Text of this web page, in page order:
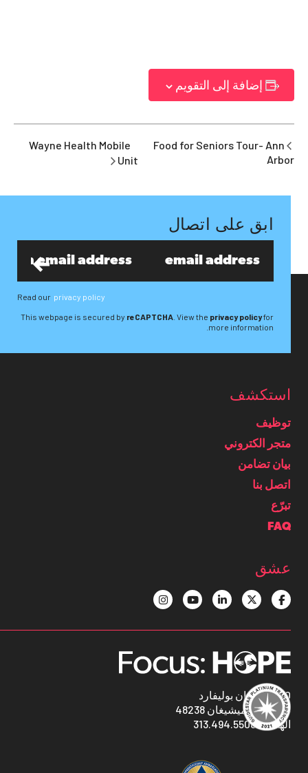
إضافة إلى التقويم
Food for Seniors Tour- Ann
Arbor
Wayne Health Mobile
Unit
ابق على اتصال
Read our privacy policy
This webpage is secured by reCAPTCHA . View the privacy policyfor
more information.
1400 أوكمان بوليفارد
ديترويت ، ميشيغان 48238
الهاتف:313.494.5500
استكشف
توظيف
متجر الكتروني
بيان تضامن
اتصل بنا
تبرّع
FAQ
عشق